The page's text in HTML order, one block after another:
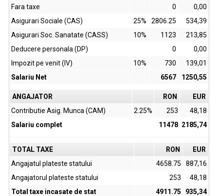
Fara taxe
0
0,00
Asigurari Sociale (CAS)
25% 2806.25
534,39
Asigurari Soc. Sanatate (CASS)
10% 1123
213,85
Deducere personala (DP)
0
0,00
Impozit pe venit (IV)
10% 730
139,01
Salariu Net
6567 1250,55
ANGAJATOR RON
EUR
Contributie Asig. Munca (CAM)
2.25% 253
48,18
Salariu complet
11478 2185,74
TOTAL TAXE RON
EUR
Angajatul plateste statului
4658.75
887,16
Angajatorul plateste statului
253
48,18
Total taxe incasate de stat
4911.75 935,34